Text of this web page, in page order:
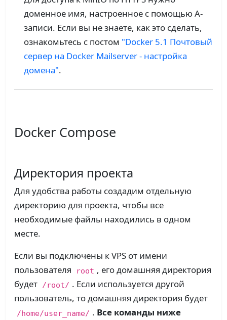
доменное имя, настроенное с помощью A-
записи. Если вы не знаете, как это сделать,
ознакомьтесь с постом "Docker 5.1 Почтовый
сервер на Docker Mailserver - настройка
домена".
Docker Compose
Директория проекта
Для удобства работы создадим отдельную
директорию для проекта, чтобы все
необходимые файлы находились в одном
месте.
Если вы подключены к VPS от имени
пользователя
root , его домашняя директория
будет
/root/ . Если используется другой
пользователь, то домашняя директория будет
/home/user_name/ . Все команды ниже